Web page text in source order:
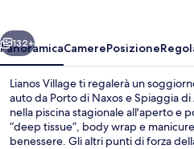
Avanti
132+
PanoramicaCamerePosizione
Lianos Village ti regalerà un
auto da Porto di Naxos e Spiaggia
nella piscina stagionale all'aperto e
“deep tissue”, body wrap e
benessere. Gli altri punti di forza